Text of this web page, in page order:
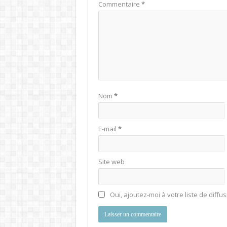
Commentaire *
Nom *
E-mail *
Site web
Oui, ajoutez-moi à votre liste de